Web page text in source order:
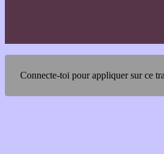
Connecte-toi pour appliquer sur ce